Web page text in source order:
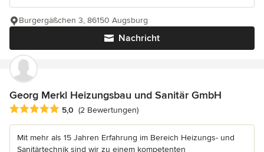
Nachricht
Burgergäßchen 3, 86150 Augsburg
Georg Merkl Heizungsbau und Sanitär GmbH
Durchschnittliche Bewertung: 5 von 5 Sternen
5,0 (2 Bewertungen)
Mit mehr als 15 Jahren Erfahrung im Bereich Heizungs- und
Sanitärtechnik sind wir zu einem kompetenten